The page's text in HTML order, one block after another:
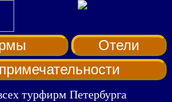
Отели
турфирм Петербурга